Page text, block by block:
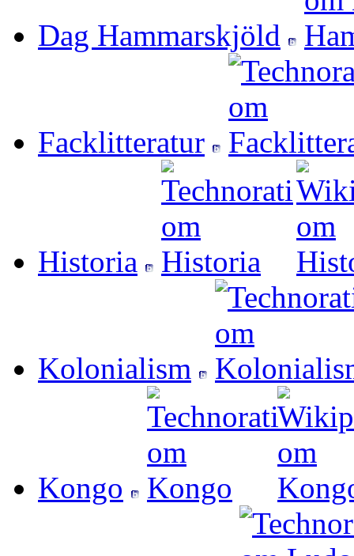
Dag Hammarskjöld
Facklitteratur
Historia
Kolonialism
Kongo